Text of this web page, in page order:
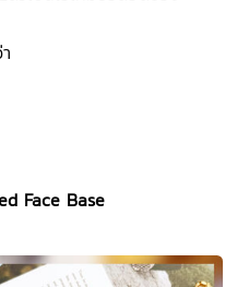
Face Base